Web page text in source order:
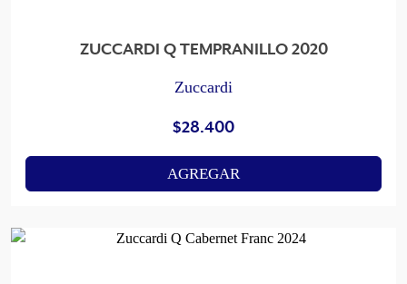
ZUCCARDI Q TEMPRANILLO 2020
Zuccardi
$28.400
AGREGAR